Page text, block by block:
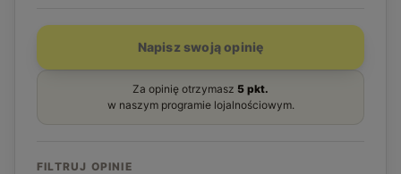
Napisz swoją opinię
Za opinię otrzymasz 5 pkt.
w naszym programie lojalnościowym.
FILTRUJ OPINIE